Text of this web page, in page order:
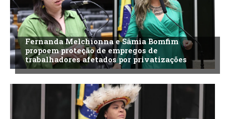
Fernanda Melchionna e Sâmia Bomfim
propoem proteção de empregos de
trabalhadores afetados por privatizações